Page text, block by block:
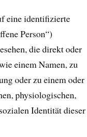
eine identifizierte
Person“)
die direkt oder
einem Namen, zu
oder zu einem oder
physiologischen,
Identität dieser